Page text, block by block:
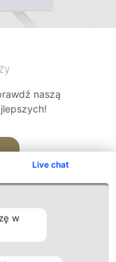
Live chat
w
naszą
Kontakt